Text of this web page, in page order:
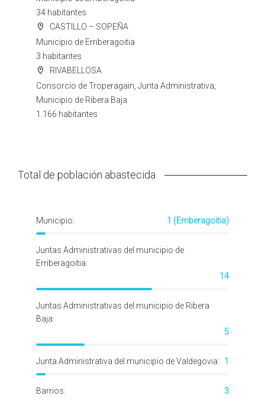
34 habitantes
CASTILLO – SOPEÑA
Municipio de Erriberagoitia
3 habitantes
RIVABELLOSA
Consorcio de Troperagain, Junta Administrativa,
Municipio de Ribera Baja
1.166 habitantes
Total de población abastecida
Municipio: 1 (Erriberagoitia)
Juntas Administrativas del municipio de
Erriberagoitia:
14
Juntas Administrativas del municipio de Ribera
Baja:
5
Junta Administrativa del municipio de Valdegovia: 1
Barrios: 3